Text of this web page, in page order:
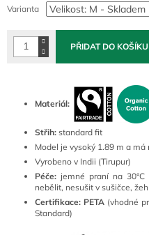
cena:
Varianta
PŘIDAT DO KOŠÍKU
Materiál:
Střih: standard fit
Model je vysoký 1.89 m a má
Vyrobeno v Indii (Tirupur)
Péče: jemné praní na
nebělit, nesušit v sušičce,
Certifikace: PETA (vhodné
Standard)